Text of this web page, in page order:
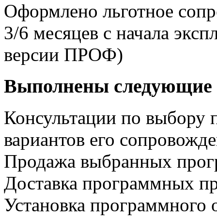
Оформлено льготное
3/6 месяцев с начала
версии ПРОФ)
Выполнены следующие
Консультации по выбору
вариантов его
Продажа выбранных
Доставка программных
Установка